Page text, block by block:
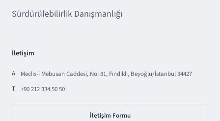
Sürdürülebilirlik Danışmanlığı
İletişim
A
Meclis-i Mebusan Caddesi, No: 81, Fındıklı, Beyoğlu/İstanbul 34427
T
+90 212 334 50 50
İletişim Formu